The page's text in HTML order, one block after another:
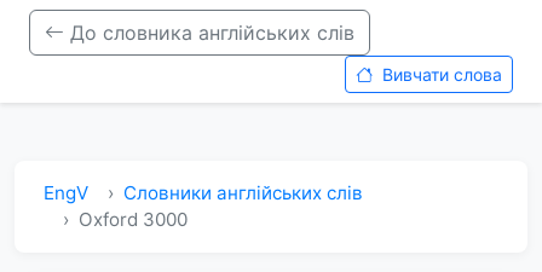
До словника англійських слів
Вивчати слова
EngV
Словники англійських слів
Oxford 3000